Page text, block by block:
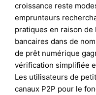
croissance reste
emprunteurs
pratiques en raison de
bancaires dans de
de prêt numérique
vérification simplifiée
Les utilisateurs de
canaux P2P pour le